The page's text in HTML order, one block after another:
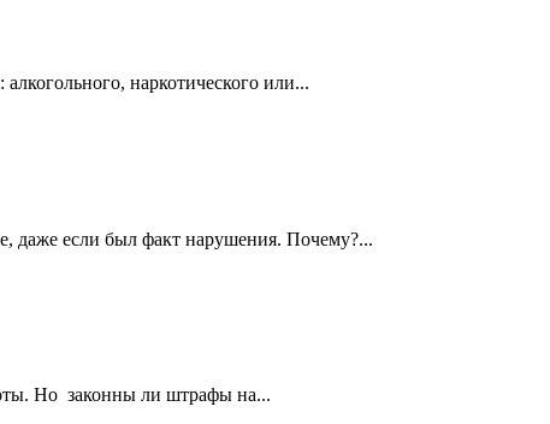
наркотического или...
даже если был факт нарушения. Почему?...
Но законны ли штрафы на...